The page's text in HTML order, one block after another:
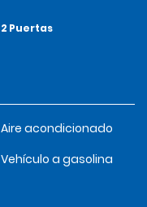
2 Puertas
Aire acondicionado
Vehículo a gasolina